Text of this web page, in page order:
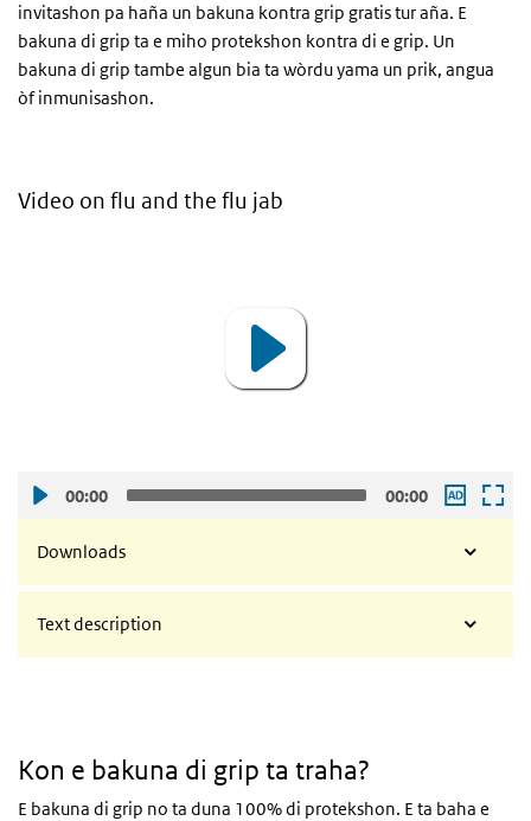
invitashon pa haña un bakuna kontra grip gratis tur aña. E
bakuna di grip ta e miho protekshon kontra di e grip. Un
bakuna di grip tambe algun bia ta wòrdu yama un prik, angua
òf inmunisashon.
Video on flu and the flu jab
00:00 00:00
Downloads
Text description
Kon e bakuna di grip ta traha?
E bakuna di grip no ta duna 100% di protekshon. E ta baha e